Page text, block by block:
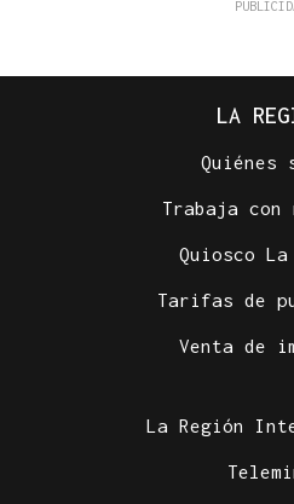
LA
Quiénes
Trabaja con
Quiosco La
Tarifas de
Venta de
La Región